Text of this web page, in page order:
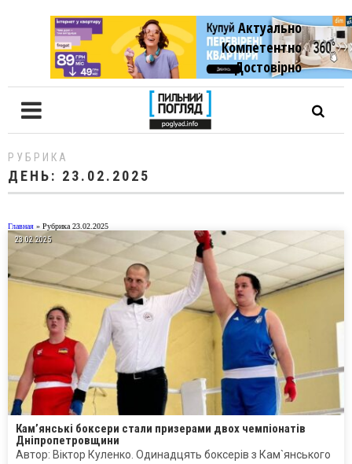
Актуально
Компетентно
Достовiрно
РУБРИКА
ДЕНЬ: 23.02.2025
Главная » Рубрика 23.02.2025
23.02.2025
Кам’янські боксери стали призерами двох чемпіонатів
Дніпропетровщини
Автор: Віктор Куленко. Одинадцять боксерів з Кам`янського